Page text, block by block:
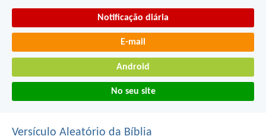
Notificação diária
E-mail
Android
No seu site
Versículo Aleatório da Bíblia